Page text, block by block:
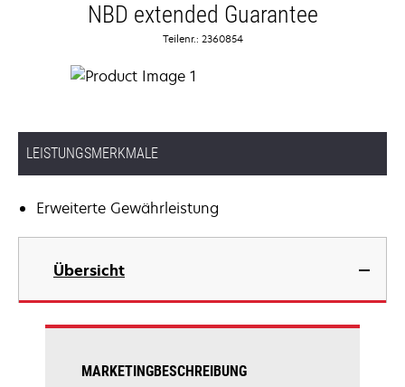
NBD extended Guarantee
Teilenr.: 2360854
LEISTUNGSMERKMALE
Erweiterte Gewährleistung
Übersicht
MARKETINGBESCHREIBUNG